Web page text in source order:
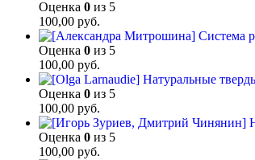
Оценка 0 из 5
100,00 руб.
Оценка 0 из 5
100,00 руб.
Оценка 0 из 5
100,00 руб.
Оценка 0 из 5
100,00 руб.